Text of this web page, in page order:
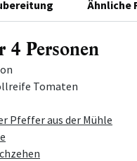
Ähnliche
4 Personen
Tomaten
Pfeffer aus der Mühle